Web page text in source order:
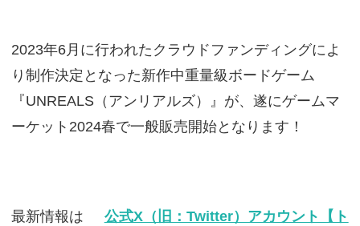
2023年6月に行われたクラウドファンディングによ
り制作決定となった新作中重量級ボードゲーム
『UNREALS（アンリアルズ）』が、遂にゲームマ
ーケット2024春で一般販売開始となります！
最新情報は
公式X（旧：Twitter）アカウント【ト